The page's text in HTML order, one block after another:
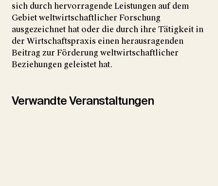
sich durch hervorragende Leistungen auf dem
Gebiet weltwirtschaftlicher Forschung
ausgezeichnet hat oder die durch ihre Tätigkeit in
der Wirtschaftspraxis einen herausragenden
Beitrag zur Förderung weltwirtschaftlicher
Beziehungen geleistet hat.
Verwandte Veranstaltungen